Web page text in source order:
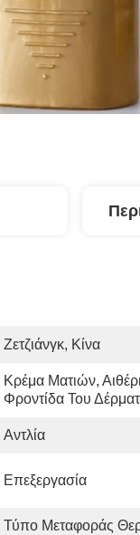
Ζετζιάνγκ, Κίνα
Κρέμα Ματιών,
Φροντίδα Του
Αντλία
Επεξεργασία
Τύπο Μεταφοράς